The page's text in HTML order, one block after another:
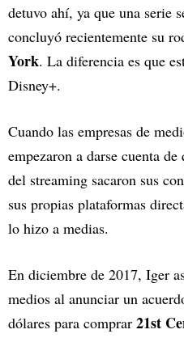
detuvo ahí, ya que una serie
concluyó recientemente su
York. La diferencia es que
Disney+.
Cuando las empresas de
empezaron a darse cuenta
del streaming sacaron sus
sus propias plataformas
lo hizo a medias.
En diciembre de 2017, Iger
medios al anunciar un
dólares para comprar 21st